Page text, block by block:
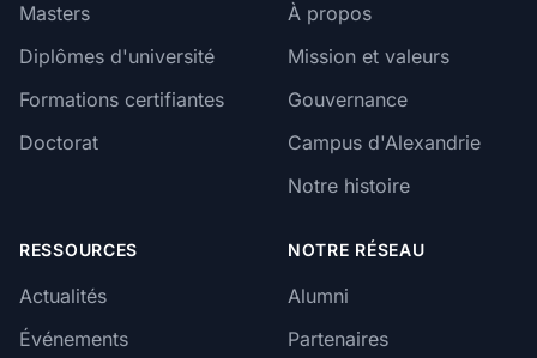
Masters
Diplômes d'université
Formations certifiantes
Doctorat
À propos
Mission et valeurs
Gouvernance
Campus d'Alexandrie
Notre histoire
RESSOURCES
Actualités
Événements
NOTRE RÉSEAU
Alumni
Partenaires